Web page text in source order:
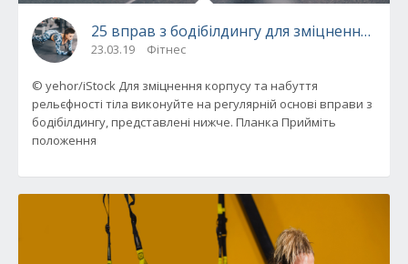
25 вправ з бодібілдингу для зміцнення
23.03.19 Фітнес
© yehor/iStock Для зміцнення корпусу та набуття
рельєфності тіла виконуйте на регулярній основі вправи з
бодібілдингу, представлені нижче. Планка Прийміть
положення